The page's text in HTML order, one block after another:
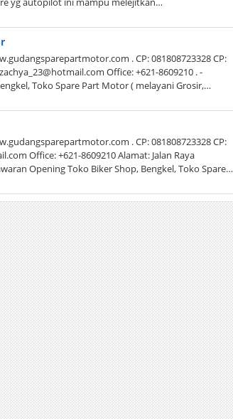
. CP: 081808723328 CP:
Office: +621-8609210 . -
Toko Spare Part Motor ( melayani Grosir,…
. CP: 081808723328 CP:
Office: +621-8609210 Alamat: Jalan Raya
Opening Toko Biker Shop, Bengkel, Toko Spare…